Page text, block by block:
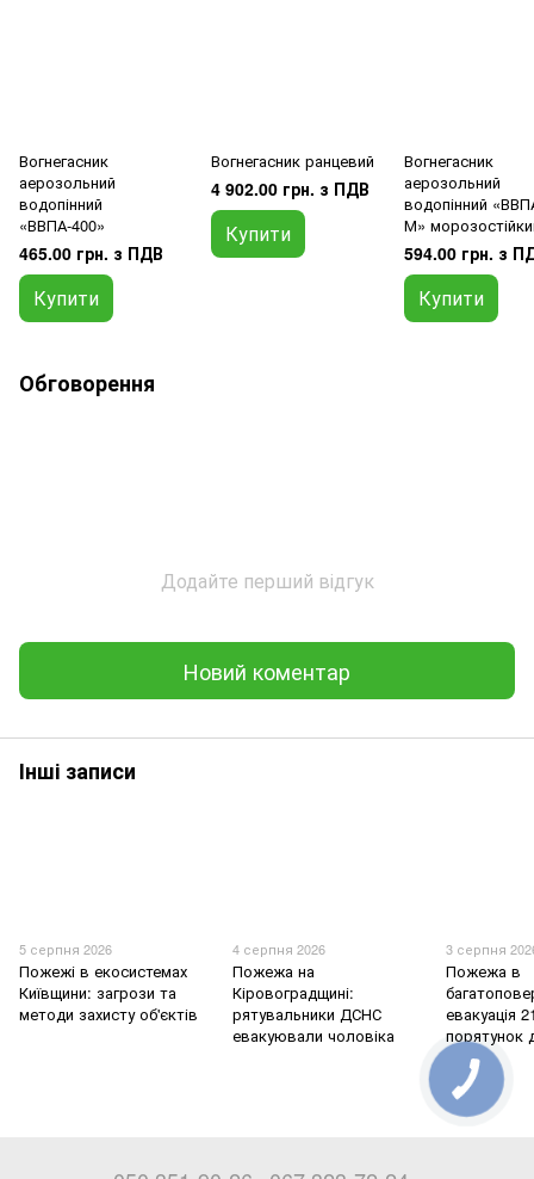
Вогнегасник
аерозольний
водопінний
«ВВПА-400»
465.00 грн. з ПДВ
Купити
Вогнегасник ранцевий
4 902.00 грн. з ПДВ
Купити
Вогнегасник
аерозольний
водопінний
М»
594.00 грн. з
Купити
Обговорення
Додайте перший відгук
Новий коментар
Інші записи
5 серпня 2026
Пожежі в екосистемах
Київщини: загрози та
методи захисту об'єктів
4 серпня 2026
Пожежа на
Кіровоградщині:
рятувальники ДСНС
евакуювали чоловіка
3 серпня
Пожежа в
евакуація
порятунок